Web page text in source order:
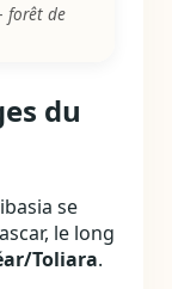
forêt de
du
se
le long
Toliara.